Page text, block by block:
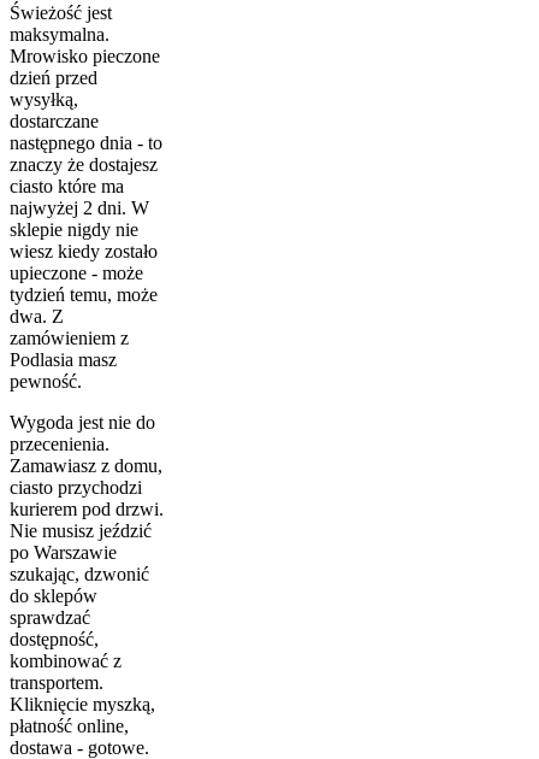
Świeżość jest
maksymalna.
Mrowisko pieczone
dzień przed
wysyłką,
dostarczane
następnego dnia - to
znaczy że dostajesz
ciasto które ma
najwyżej 2 dni. W
sklepie nigdy nie
wiesz kiedy zostało
upieczone - może
tydzień temu, może
dwa. Z
zamówieniem z
Podlasia masz
pewność.
Wygoda jest nie do
przecenienia.
Zamawiasz z domu,
ciasto przychodzi
kurierem pod drzwi.
Nie musisz jeździć
po Warszawie
szukając, dzwonić
do sklepów
sprawdzać
dostępność,
kombinować z
transportem.
Kliknięcie myszką,
płatność online,
dostawa - gotowe.